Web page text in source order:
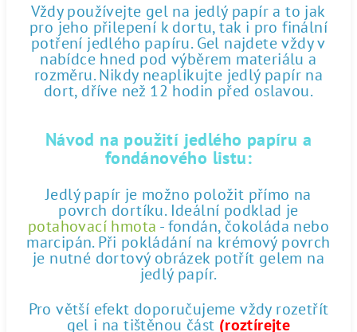
Vždy používejte gel na jedlý papír a to jak
pro jeho přilepení k dortu, tak i pro finální
potření jedlého papíru. Gel najdete vždy v
nabídce hned pod výběrem materiálu a
rozměru. Nikdy neaplikujte jedlý papír na
dort, dříve než 12 hodin před oslavou.
Návod na použití jedlého papíru a
fondánového listu:
Jedlý papír je možno položit přímo na
povrch dortíku. Ideální podklad je
potahovací hmota - fondán, čokoláda nebo
marcipán. Při pokládání na krémový povrch
je nutné dortový obrázek potřít gelem na
jedlý papír.
Pro větší efekt doporučujeme vždy rozetřít
gel i na tištěnou část (roztírejte